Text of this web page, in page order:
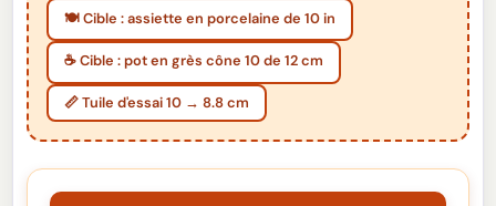
🍽️ Cible : assiette en porcelaine de 10 in
☕ Cible : pot en grès cône 10 de 12 cm
📏 Tuile d'essai 10 → 8.8 cm